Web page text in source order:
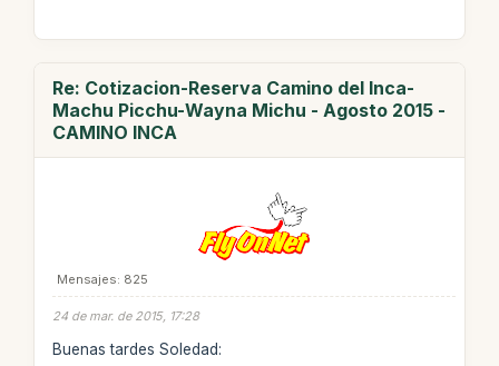
Re: Cotizacion-Reserva Camino del Inca-
Machu Picchu-Wayna Michu - Agosto 2015 -
CAMINO INCA
Mensajes: 825
24 de mar. de 2015, 17:28
Buenas tardes Soledad: